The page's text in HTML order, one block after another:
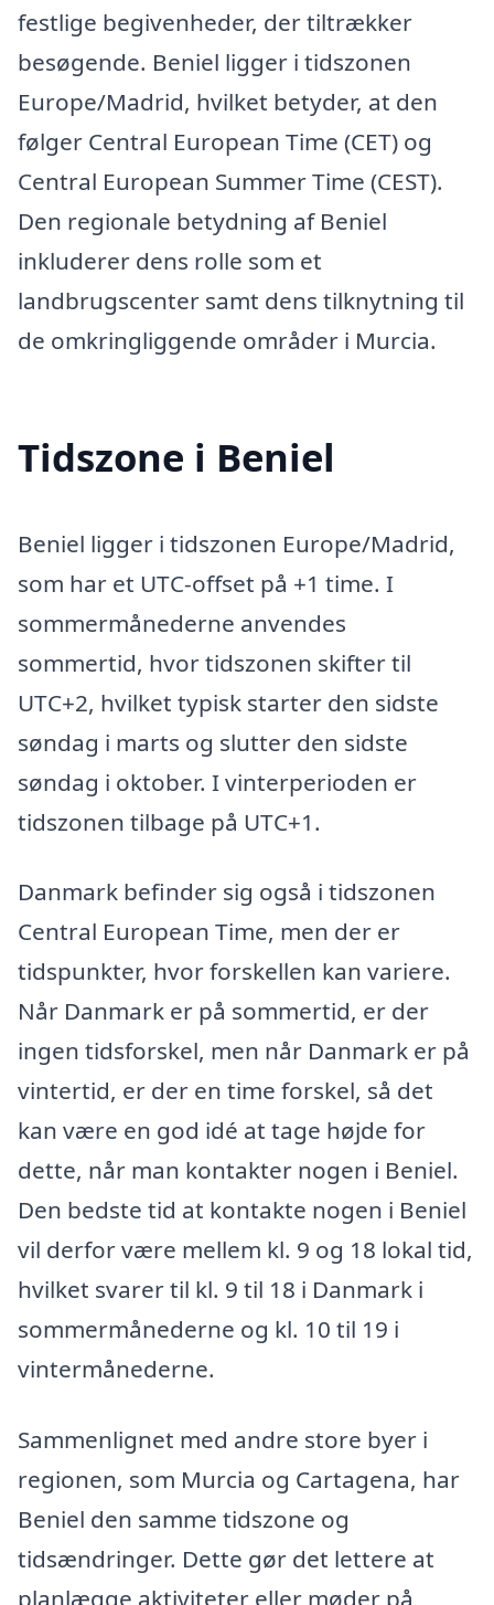
festlige begivenheder, der tiltrækker
besøgende. Beniel ligger i tidszonen
Europe/Madrid, hvilket betyder, at den
følger Central European Time (CET) og
Central European Summer Time (CEST).
Den regionale betydning af Beniel
inkluderer dens rolle som et
landbrugscenter samt dens tilknytning til
de omkringliggende områder i Murcia.
Tidszone i Beniel
Beniel ligger i tidszonen Europe/Madrid,
som har et UTC-offset på +1 time. I
sommermånederne anvendes
sommertid, hvor tidszonen skifter til
UTC+2, hvilket typisk starter den sidste
søndag i marts og slutter den sidste
søndag i oktober. I vinterperioden er
tidszonen tilbage på UTC+1.
Danmark befinder sig også i tidszonen
Central European Time, men der er
tidspunkter, hvor forskellen kan variere.
Når Danmark er på sommertid, er der
ingen tidsforskel, men når Danmark er på
vintertid, er der en time forskel, så det
kan være en god idé at tage højde for
dette, når man kontakter nogen i Beniel.
Den bedste tid at kontakte nogen i Beniel
vil derfor være mellem kl. 9 og 18 lokal tid,
hvilket svarer til kl. 9 til 18 i Danmark i
sommermånederne og kl. 10 til 19 i
vintermånederne.
Sammenlignet med andre store byer i
regionen, som Murcia og Cartagena, har
Beniel den samme tidszone og
tidsændringer. Dette gør det lettere at
planlægge aktiviteter eller møder på